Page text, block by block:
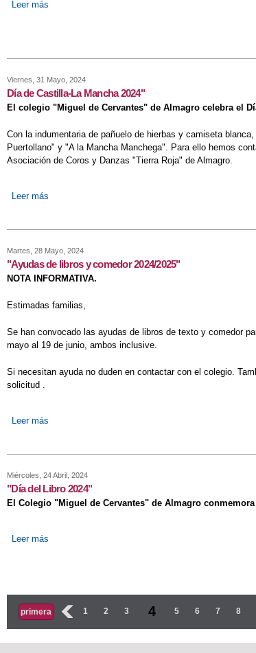
Leer más
Viernes, 31 Mayo, 2024
Día de Castilla-La Mancha 2024"
El colegio "Miguel de Cervantes" de Almagro celebra el
Con la indumentaria de pañuelo de hierbas y camiseta
Puertollano" y "A la Mancha Manchega". Para ello hemos
Asociación de Coros y Danzas "Tierra Roja" de Almagro.
Leer más
Martes, 28 Mayo, 2024
"Ayudas de libros y comedor 2024/2025"
NOTA INFORMATIVA.
Estimadas familias,
Se han convocado las ayudas de libros de texto y comedor
mayo al 19 de junio, ambos inclusive.
Si necesitan ayuda no duden en contactar con el colegio.
solicitud .
Leer más
Miércoles, 24 Abril, 2024
"Día del Libro 2024"
El Colegio "Miguel de Cervantes" de Almagro
Leer más
Páginas
primera ‹ 1 2 3 4 5 6 7 8